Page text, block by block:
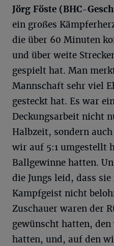
Jörg Föste (BHC-
ein großes
die über 60 Minuten
und über weite
gespielt hat. Man
Mannschaft sehr viel
gesteckt hat. Es war
Deckungsarbeit nicht
Halbzeit, sondern
wir auf 5:1 umgestellt
Ballgewinne hatten.
die Jungs leid, dass
Kampfgeist nicht
Zuschauer waren der
gewünscht hatten,
hatten, und, auf den